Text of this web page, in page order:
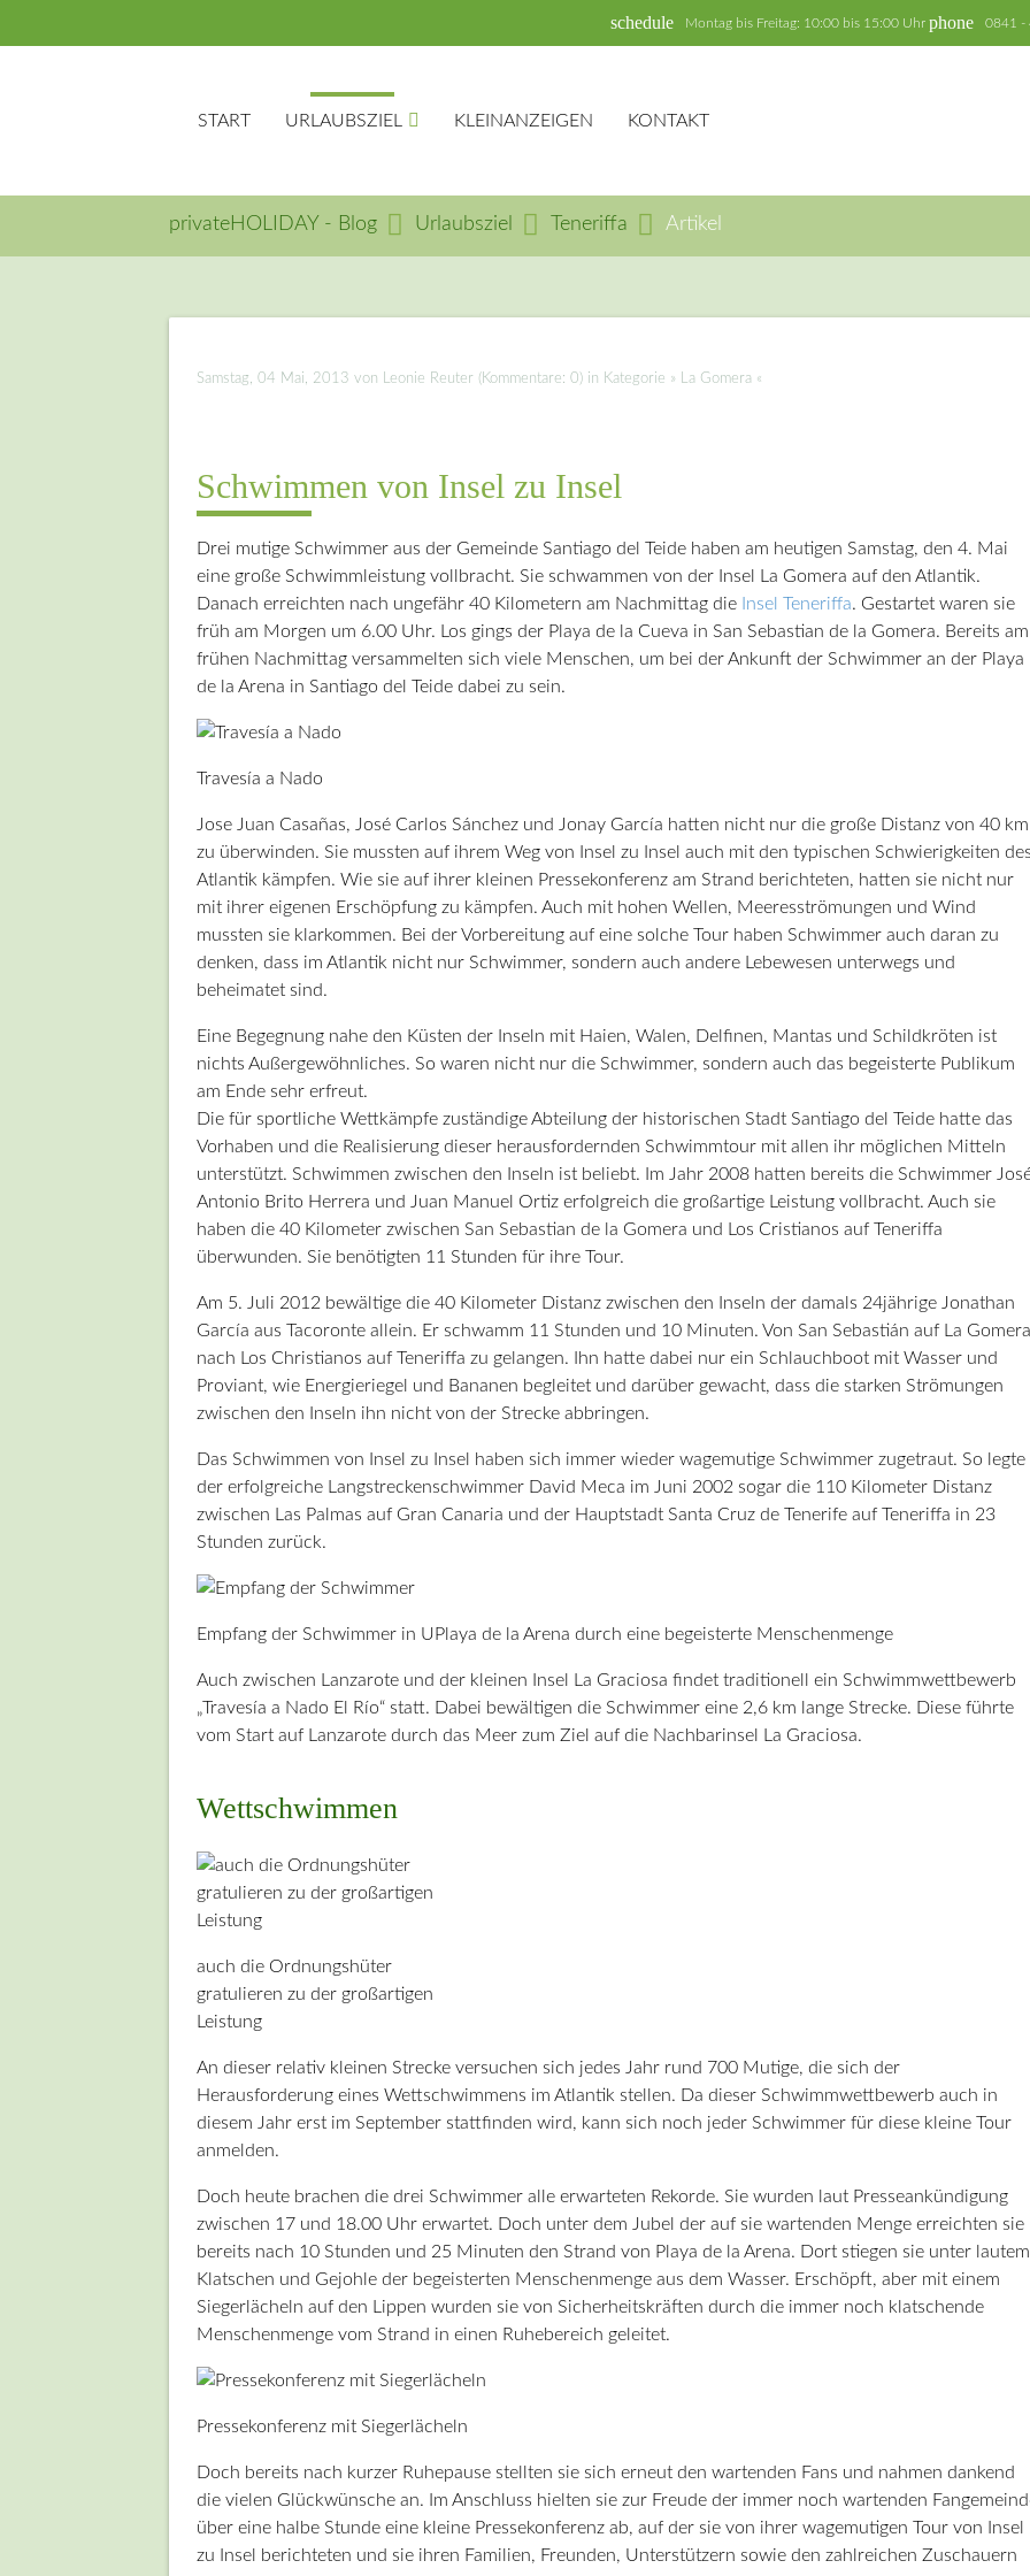
phone 0841 -
schedule Montag bis Freitag: 10:00 bis 15:00 Uhr
START URLAUBSZIEL KLEINANZEIGEN KONTAKT
Suchbegriffe
privateHOLIDAY - Blog Urlaubsziel Teneriffa Artikel
Samstag, 04 Mai, 2013 von Leonie Reuter (Kommentare: 0) in Kategorie » La Gomera «
Schwimmen von Insel zu Insel
Drei mutige Schwimmer aus der Gemeinde Santiago del Teide haben am heutigen Samstag, den 4. Mai
eine große Schwimmleistung vollbracht. Sie schwammen von der Insel La Gomera auf den Atlantik.
Danach erreichten nach ungefähr 40 Kilometern am Nachmittag die Insel Teneriffa. Gestartet waren sie
früh am Morgen um 6.00 Uhr. Los gings der Playa de la Cueva in San Sebastian de la Gomera. Bereits am
frühen Nachmittag versammelten sich viele Menschen, um bei der Ankunft der Schwimmer an der Playa
de la Arena in Santiago del Teide dabei zu sein.
Travesía a Nado
Jose Juan Casañas, José Carlos Sánchez und Jonay García hatten nicht nur die große Distanz von 40 km
zu überwinden. Sie mussten auf ihrem Weg von Insel zu Insel auch mit den typischen Schwierigkeiten
Atlantik kämpfen. Wie sie auf ihrer kleinen Pressekonferenz am Strand berichteten, hatten sie nicht nur
mit ihrer eigenen Erschöpfung zu kämpfen. Auch mit hohen Wellen, Meeresströmungen und Wind
mussten sie klarkommen. Bei der Vorbereitung auf eine solche Tour haben Schwimmer auch daran zu
denken, dass im Atlantik nicht nur Schwimmer, sondern auch andere Lebewesen unterwegs und
beheimatet sind.
Eine Begegnung nahe den Küsten der Inseln mit Haien, Walen, Delfinen, Mantas und Schildkröten ist
nichts Außergewöhnliches. So waren nicht nur die Schwimmer, sondern auch das begeisterte Publikum
am Ende sehr erfreut.
Die für sportliche Wettkämpfe zuständige Abteilung der historischen Stadt Santiago del Teide hatte das
Vorhaben und die Realisierung dieser herausfordernden Schwimmtour mit allen ihr möglichen Mitteln
unterstützt. Schwimmen zwischen den Inseln ist beliebt. Im Jahr 2008 hatten bereits die Schwimmer
Antonio Brito Herrera und Juan Manuel Ortiz erfolgreich die großartige Leistung vollbracht. Auch sie
haben die 40 Kilometer zwischen San Sebastian de la Gomera und Los Cristianos auf Teneriffa
überwunden. Sie benötigten 11 Stunden für ihre Tour.
Am 5. Juli 2012 bewältige die 40 Kilometer Distanz zwischen den Inseln der damals 24jährige Jonathan
García aus Tacoronte allein. Er schwamm 11 Stunden und 10 Minuten. Von San Sebastián auf La Gomera
nach Los Christianos auf Teneriffa zu gelangen. Ihn hatte dabei nur ein Schlauchboot mit Wasser und
Proviant, wie Energieriegel und Bananen begleitet und darüber gewacht, dass die starken Strömungen
zwischen den Inseln ihn nicht von der Strecke abbringen.
Das Schwimmen von Insel zu Insel haben sich immer wieder wagemutige Schwimmer zugetraut. So legte
der erfolgreiche Langstreckenschwimmer David Meca im Juni 2002 sogar die 110 Kilometer Distanz
zwischen Las Palmas auf Gran Canaria und der Hauptstadt Santa Cruz de Tenerife auf Teneriffa in 23
Stunden zurück.
Empfang der Schwimmer in UPlaya de la Arena durch eine begeisterte Menschenmenge
Auch zwischen Lanzarote und der kleinen Insel La Graciosa findet traditionell ein Schwimmwettbewerb
„Travesía a Nado El Río“ statt. Dabei bewältigen die Schwimmer eine 2,6 km lange Strecke. Diese führte
vom Start auf Lanzarote durch das Meer zum Ziel auf die Nachbarinsel La Graciosa.
Wettschwimmen
auch die Ordnungshüter
gratulieren zu der großartigen
Leistung
An dieser relativ kleinen Strecke versuchen sich jedes Jahr rund 700 Mutige, die sich der
Herausforderung eines Wettschwimmens im Atlantik stellen. Da dieser Schwimmwettbewerb auch in
diesem Jahr erst im September stattfinden wird, kann sich noch jeder Schwimmer für diese kleine Tour
anmelden.
Doch heute brachen die drei Schwimmer alle erwarteten Rekorde. Sie wurden laut Presseankündigung
zwischen 17 und 18.00 Uhr erwartet. Doch unter dem Jubel der auf sie wartenden Menge erreichten sie
bereits nach 10 Stunden und 25 Minuten den Strand von Playa de la Arena. Dort stiegen sie unter lautem
Klatschen und Gejohle der begeisterten Menschenmenge aus dem Wasser. Erschöpft, aber mit einem
Siegerlächeln auf den Lippen wurden sie von Sicherheitskräften durch die immer noch klatschende
Menschenmenge vom Strand in einen Ruhebereich geleitet.
Pressekonferenz mit Siegerlächeln
Doch bereits nach kurzer Ruhepause stellten sie sich erneut den wartenden Fans und nahmen dankend
die vielen Glückwünsche an. Im Anschluss hielten sie zur Freude der immer noch wartenden
über eine halbe Stunde eine kleine Pressekonferenz ab, auf der sie von ihrer wagemutigen Tour von Insel
zu Insel berichteten und sie ihren Familien, Freunden, Unterstützern sowie den zahlreichen Zuschauern